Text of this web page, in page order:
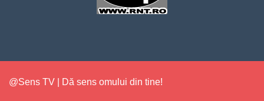
@Sens TV | Dă sens omului din tine!